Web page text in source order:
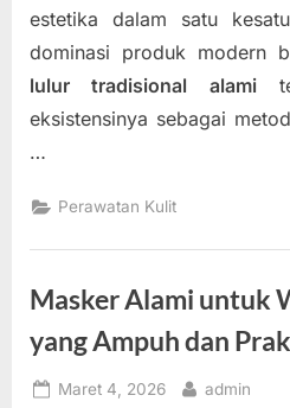
estetika dalam satu
dominasi produk modern
lulur tradisional alami
eksistensinya sebagai
…
Perawatan Kulit
Masker Alami untuk
yang Ampuh dan
Posted
Maret 4, 2026 By
admin